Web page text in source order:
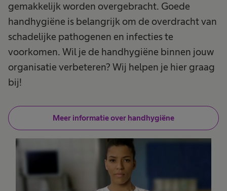
gemakkelijk worden overgebracht. Goede
handhygiëne is belangrijk om de overdracht van
schadelijke pathogenen en infecties te
voorkomen. Wil je de handhygiëne binnen jouw
organisatie verbeteren? Wij helpen je hier graag
bij!
Meer informatie over handhygiëne